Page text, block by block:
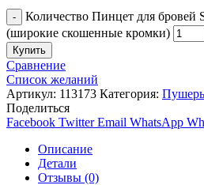
Количество Пинцет для бровей
(широкие скошенные кромки)
Купить
Сравнение
Список желаний
Артикул: 113173 Категория:
Поделиться
Facebook Twitter Email WhatsApp
Описание
Детали
Отзывы (0)